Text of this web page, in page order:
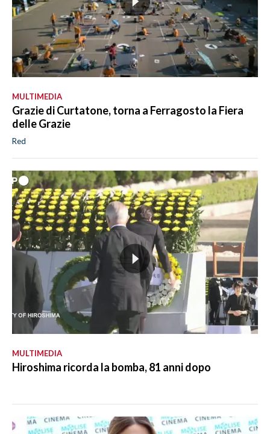
MULTIMEDIA
Grazie di Curtatone, torna a Ferragosto la Fiera
delle Grazie
Red
MULTIMEDIA
Hiroshima ricorda la bomba, 81 anni dopo